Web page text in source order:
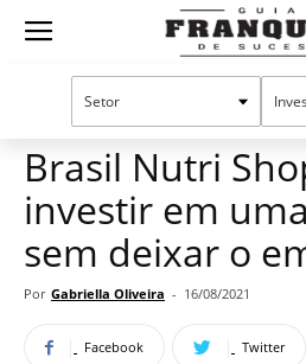
Guia
Mercado de franquias Publieditorial
Brasil Nutri
investir em
sem deixar o
Por Gabriella Oliveira - 16/08/2021
Facebook Twitter